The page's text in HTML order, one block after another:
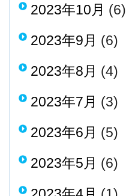
2023年10月 (6)
2023年9月 (6)
2023年8月 (4)
2023年7月 (3)
2023年6月 (5)
2023年5月 (6)